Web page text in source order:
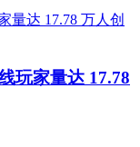
玩家量达 17.78